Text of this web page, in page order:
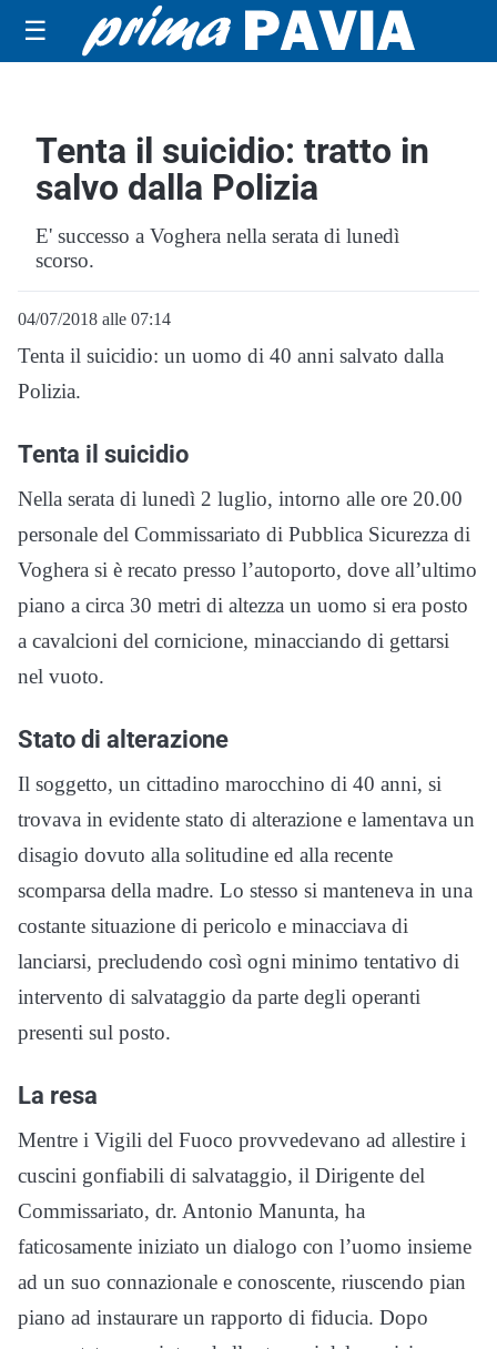
☰
Tenta il suicidio: tratto in
salvo dalla Polizia
E' successo a Voghera nella serata di lunedì
scorso.
04/07/2018 alle 07:14
Tenta il suicidio: un uomo di 40 anni salvato dalla
Polizia.
Tenta il suicidio
Nella serata di lunedì 2 luglio, intorno alle ore 20.00
personale del Commissariato di Pubblica Sicurezza di
Voghera si è recato presso l’autoporto, dove all’ultimo
piano a circa 30 metri di altezza un uomo si era posto
a cavalcioni del cornicione, minacciando di gettarsi
nel vuoto.
Stato di alterazione
Il soggetto, un cittadino marocchino di 40 anni, si
trovava in evidente stato di alterazione e lamentava un
disagio dovuto alla solitudine ed alla recente
scomparsa della madre. Lo stesso si manteneva in una
costante situazione di pericolo e minacciava di
lanciarsi, precludendo così ogni minimo tentativo di
intervento di salvataggio da parte degli operanti
presenti sul posto.
La resa
Mentre i Vigili del Fuoco provvedevano ad allestire i
cuscini gonfiabili di salvataggio, il Dirigente del
Commissariato, dr. Antonio Manunta, ha
faticosamente iniziato un dialogo con l’uomo insieme
ad un suo connazionale e conoscente, riuscendo pian
piano ad instaurare un rapporto di fiducia. Dopo